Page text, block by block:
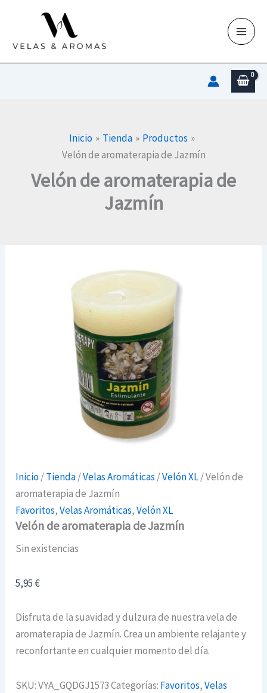
contenido
Inicio Tienda
Productos
Velón de aromaterapia de Jazmín
Velón de aromaterapia de
Jazmín
Inicio/Tienda/Velas Aromáticas /Velón XL/ Velón de
aromaterapia de Jazmín
Favoritos,Velas Aromáticas,Velón XL
Velón de aromaterapia de Jazmín
Sin existencias
5,95€
Disfruta de la suavidad y dulzura de nuestra vela de
aromaterapia de Jazmín. Crea un ambiente relajante y
reconfortante en cualquier momento del día.
SKU:VYA_GQDGJ1573Categorías: Favoritos,Velas